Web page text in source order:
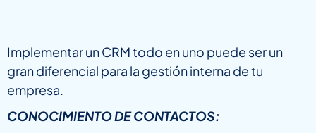
Implementar un CRM todo en uno puede ser un
gran diferencial para la gestión interna de tu
empresa.
CONOCIMIENTO DE CONTACTOS: